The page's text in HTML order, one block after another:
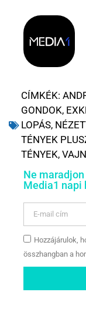
CÍMKÉK:
GONDOK,
LOPÁS,
TÉNYEK
TÉNYEK,
Ne
Media1 napi
Hozzájárulok,
összhangban a